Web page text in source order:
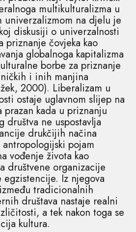
multikulturalizma u
univerzalizmom na djelu je
diskusiji o univerzalnosti
priznanje čovjeka kao
globalnoga kapitalizma
borbe za priznanje
i inih manjina
2000). Liberalizam u
ostaje uglavnom slijep na
kada u priznanju
društva ne uspostavlja
drukčijih načina
pojam
vođenje života kao
društvene organizacije
egzistencije. Iz njegova
tradicionalnih
društava nastaje realni
a tek nakon toga se
kultura.